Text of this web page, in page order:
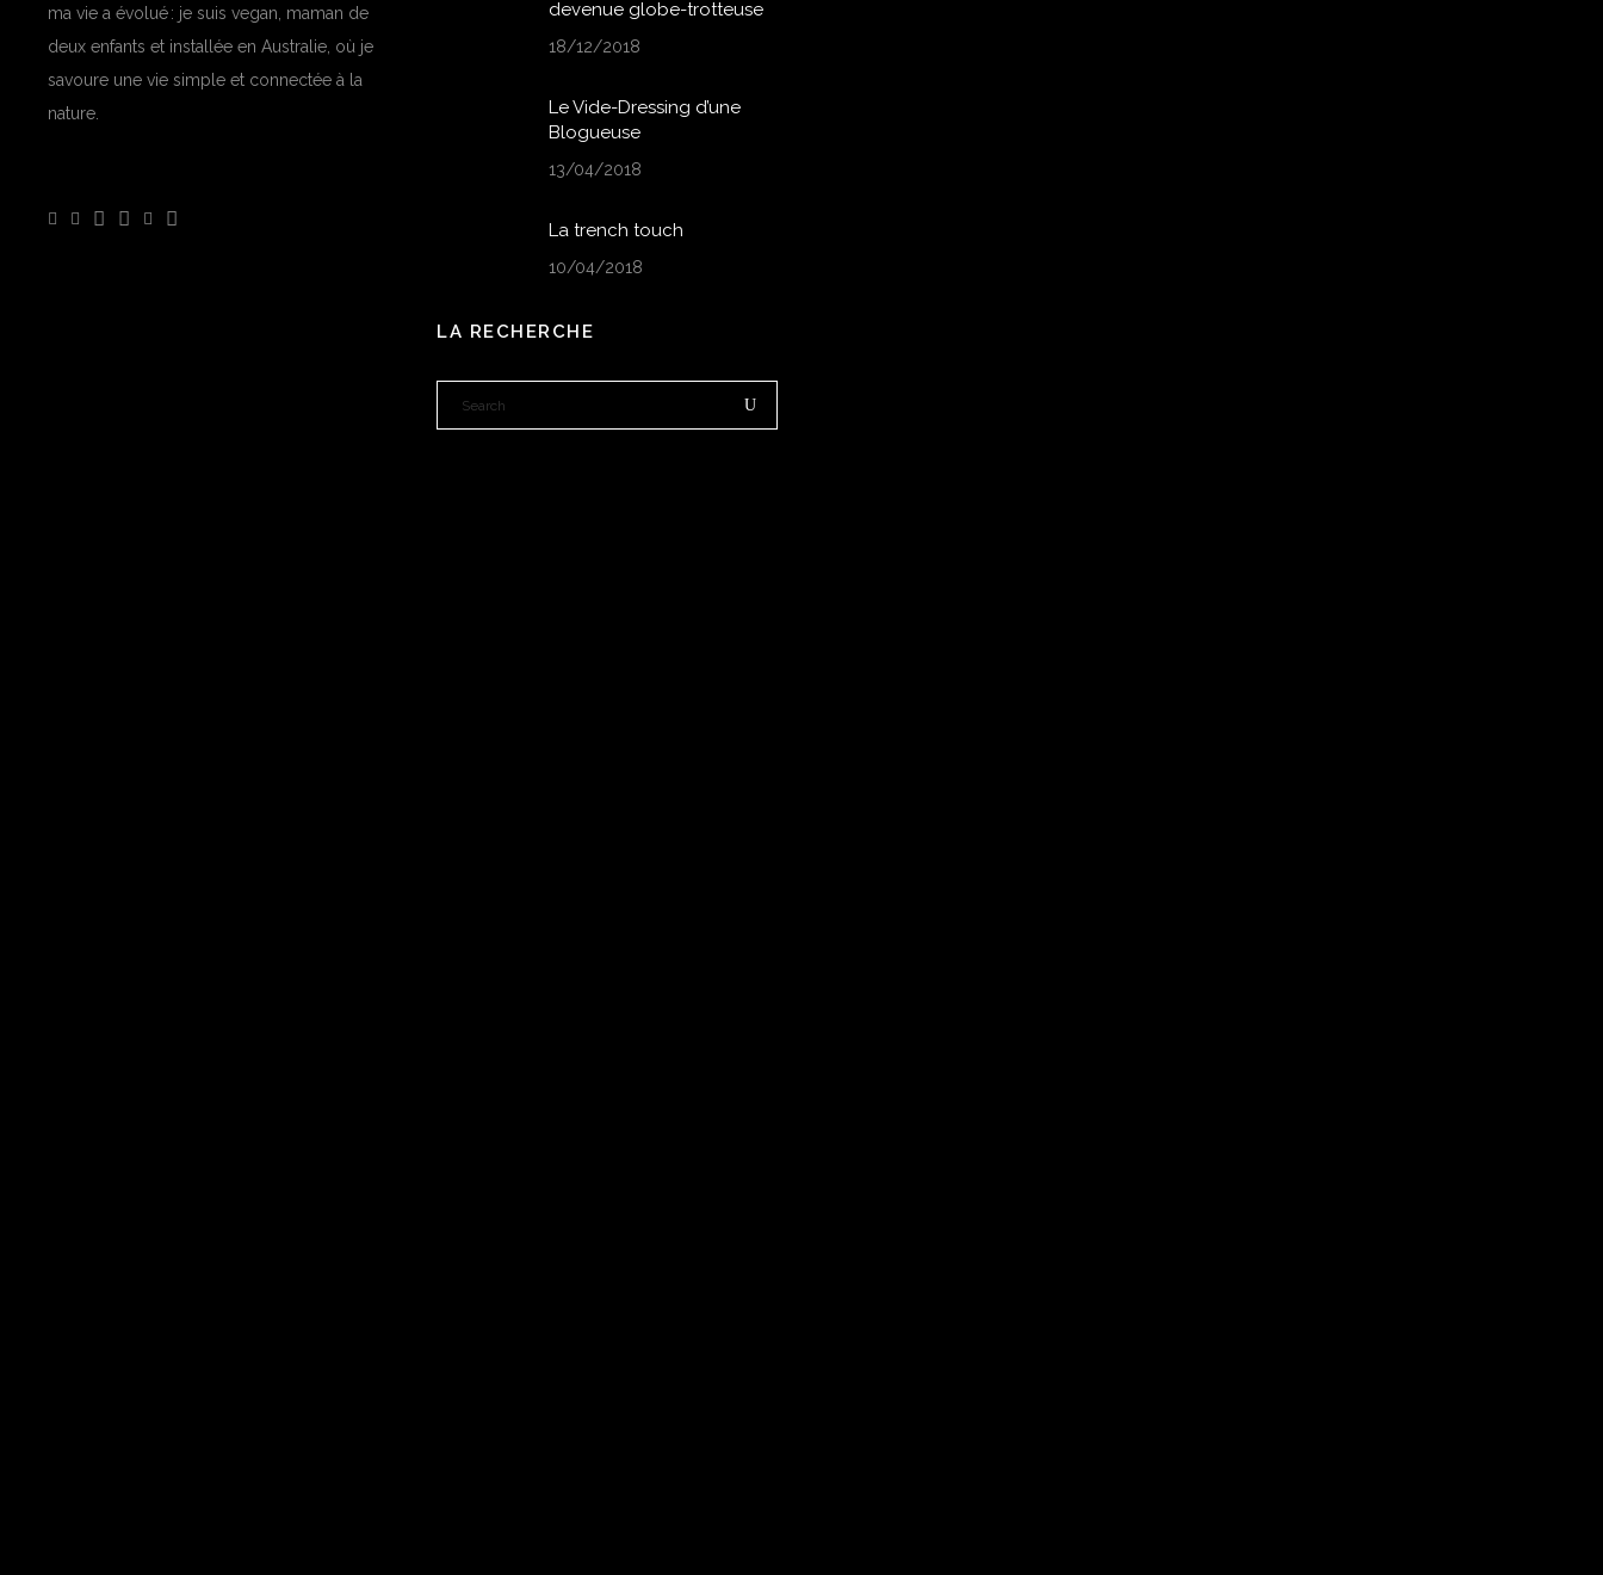
ma vie a évolué : je suis vegan, maman de
deux enfants et installée en Australie, où je
savoure une vie simple et connectée à la
nature.
devenue globe-trotteuse
18/12/2018
Le Vide-Dressing d’une
Blogueuse
13/04/2018
La trench touch
10/04/2018
LA RECHERCHE